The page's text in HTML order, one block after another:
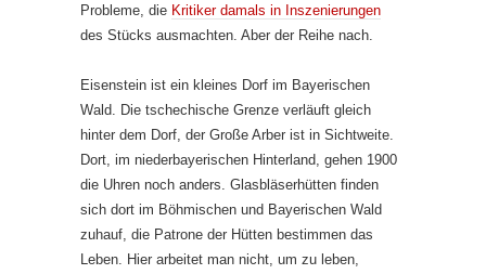
Probleme, die Kritiker damals in Inszenierungen
des Stücks ausmachten. Aber der Reihe nach.
Eisenstein ist ein kleines Dorf im Bayerischen
Wald. Die tschechische Grenze verläuft gleich
hinter dem Dorf, der Große Arber ist in Sichtweite.
Dort, im niederbayerischen Hinterland, gehen 1900
die Uhren noch anders. Glasbläserhütten finden
sich dort im Böhmischen und Bayerischen Wald
zuhauf, die Patrone der Hütten bestimmen das
Leben. Hier arbeitet man nicht, um zu leben,